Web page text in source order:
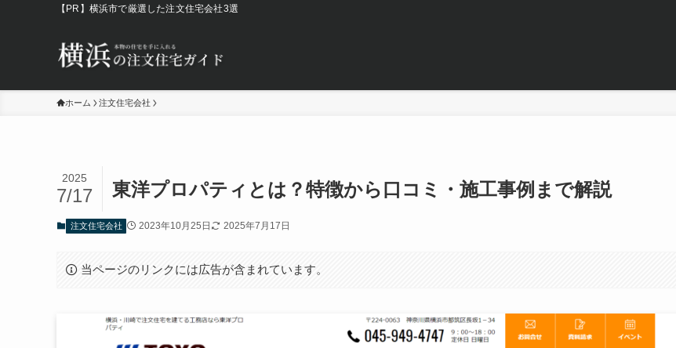
【PR】横浜市で厳選した注文住宅会社3選
ホーム 注文住宅会社
東洋プロパティとは？特徴から口コミ・施工事例まで解説
2025
7/17
注文住宅会社 2023年10月25日 2025年7月17日
当ページのリンクには広告が含まれています。